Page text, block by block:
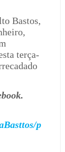
Bastos,
terça-
p